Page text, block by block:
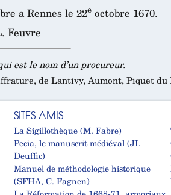
a Rennes le 22e octobre 1670.
Feuvre
est le nom d’un procureur.
de Lantivy, Aumont, Piquet du
SITES AMIS
La Sigillothèque (M. Fabre)
Pecia, le manuscrit médiéval (JL
Deuffic)
Manuel de méthodologie historique
(SFHA, C. Fagnen)